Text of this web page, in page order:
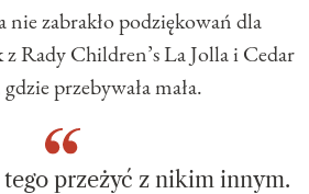
nie zabrakło podziękowań dla
Rady Children’s La Jolla i Cedar
przebywała mała.
przeżyć z nikim innym.